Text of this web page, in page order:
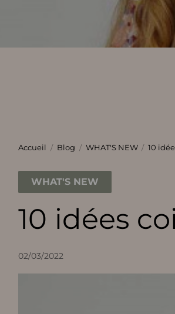
Accueil Blog WHAT'S NEW 10
WHAT'S NEW
10 idées
02/03/2022